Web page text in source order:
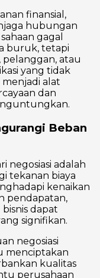
finansial,
hubungan
gagal
buruk, tetapi
atau
yang tidak
menjadi alat
dan
Beban
negosiasi adalah
tekanan biaya
kenaikan
pendapatan,
dapat
signifikan.
negosiasi
menciptakan
kualitas
perusahaan